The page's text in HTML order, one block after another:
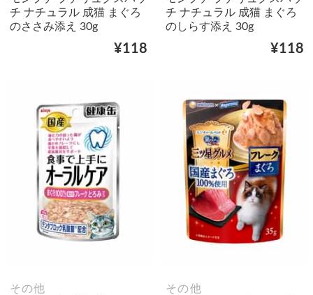
チ ナチュラル 成猫 まぐろ
のささみ添え 30g
¥118
チ ナチュラル 成猫 まぐろ
のしらす添え 30g
¥118
その他
その他